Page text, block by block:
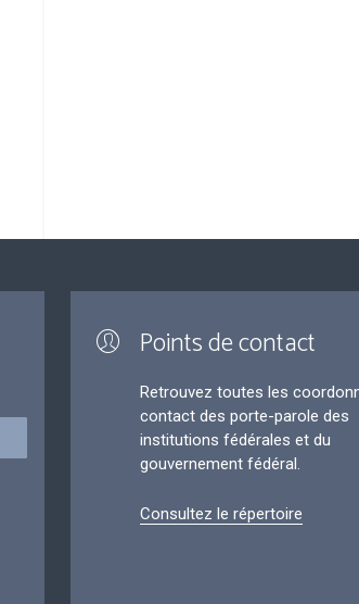
Points de contact
Retrouvez toutes les
contact des porte-parole des
institutions fédérales et du
gouvernement fédéral.
Consultez le répertoire